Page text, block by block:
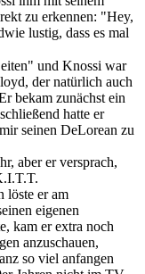
zu erkennen: "Hey,
lustig, dass es mal
und Knossi war
der natürlich auch
bekam zunächst ein
hatte er
seinen DeLorean zu
aber er versprach,
löste er am
eigenen
kam er extra noch
anzuschauen,
so viel anfangen